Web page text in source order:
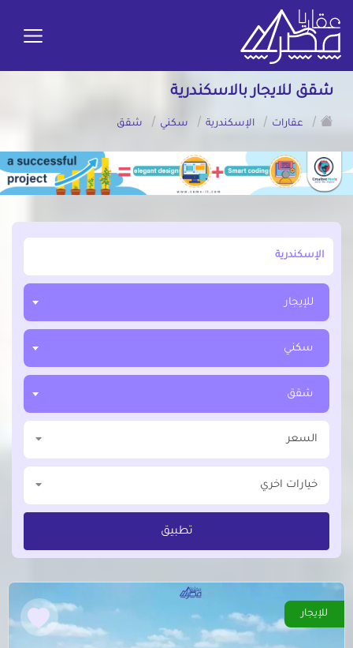
شقق للايجار بالاسكندرية
/
عقارات / الإسكندرية / سكني / شقق
أبحث عن مدينة, محافظة, حي
للإيجار
سكني
شقق
السعر
خيارات اخري
تطبيق
للإيجار